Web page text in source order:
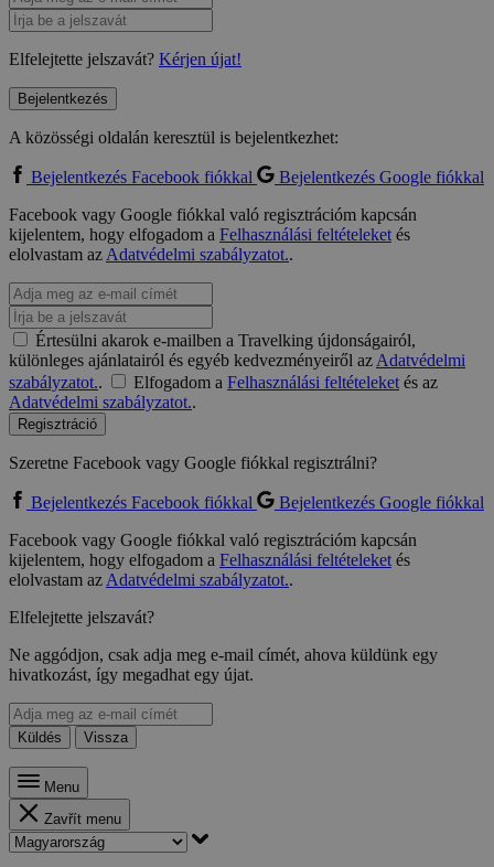
Elfelejtette jelszavát? Kérjen újat!
Bejelentkezés
A közösségi oldalán keresztül is bejelentkezhet:
Bejelentkezés Facebook fiókkal
Bejelentkezés Google fiókkal
Facebook vagy Google fiókkal való regisztrációm kapcsán
kijelentem, hogy elfogadom a Felhasználási feltételeketés
elolvastam azAdatvédelmi szabályzatot..
Értesülni akarok e-mailben a Travelking újdonságairól,
különleges ajánlatairól és egyéb kedvezményeiről azAdatvédelmi
szabályzatot.. Elfogadom a Felhasználási feltételeketés az
Adatvédelmi szabályzatot..
Regisztráció
Szeretne Facebook vagy Google fiókkal regisztrálni?
Bejelentkezés Facebook fiókkal
Bejelentkezés Google fiókkal
Facebook vagy Google fiókkal való regisztrációm kapcsán
kijelentem, hogy elfogadom a Felhasználási feltételeketés
elolvastam azAdatvédelmi szabályzatot..
Elfelejtette jelszavát?
Ne aggódjon, csak adja meg e-mail címét, ahova küldünk egy
hivatkozást, így megadhat egy újat.
Küldés Vissza
Menu
Zavřít menu